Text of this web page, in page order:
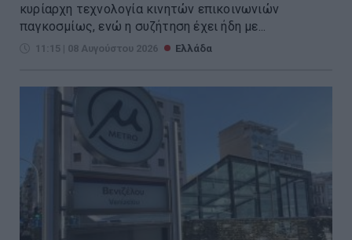
κυρίαρχη τεχνολογία κινητών επικοινωνιών
παγκοσμίως, ενώ η συζήτηση έχει ήδη με...
11:15 | 08 Αυγούστου 2026 Ελλάδα